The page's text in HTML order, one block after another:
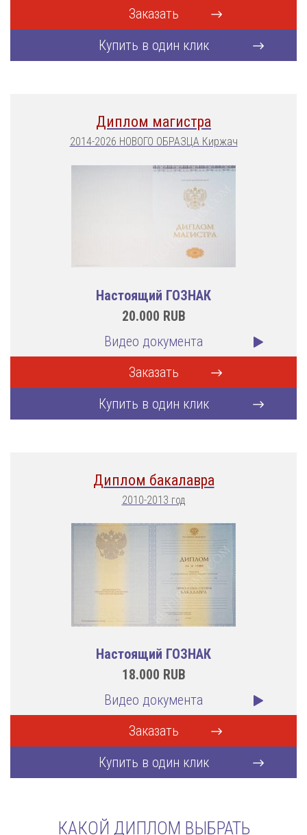
Заказать
Купить в один клик
Диплом магистра
2014-2026 НОВОГО ОБРАЗЦА Киржач
Настоящий ГОЗНАК
20.000 RUB
Видео документа
Заказать
Купить в один клик
Диплом бакалавра
2010-2013 год
Настоящий ГОЗНАК
18.000 RUB
Видео документа
Заказать
Купить в один клик
КАКОЙ ДИПЛОМ ВЫБРАТЬ